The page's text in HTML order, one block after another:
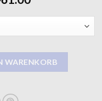
WARENKORB